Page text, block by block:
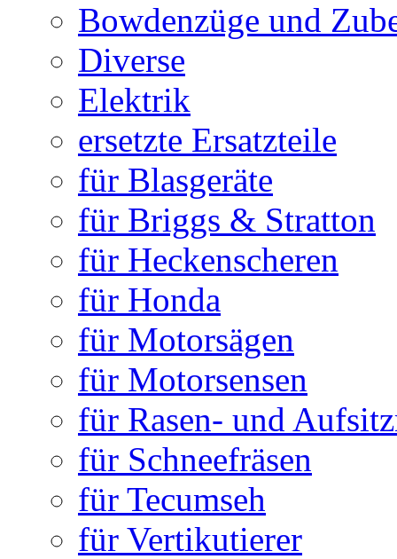
Bowdenzüge und
Diverse
Elektrik
ersetzte Ersatzteile
für Blasgeräte
für Briggs & Stratton
für Heckenscheren
für Honda
für Motorsägen
für Motorsensen
für Rasen- und
für Schneefräsen
für Tecumseh
für Vertikutierer